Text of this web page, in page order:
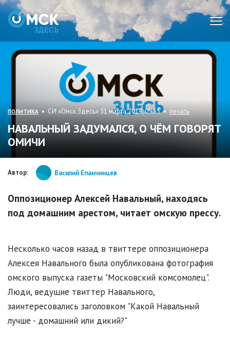
ПОЛИТИКА • СИ «Омск Здесь» 31 марта 2014, 09:55 • печать
НАВАЛЬНЫЙ ЗАДУМАЛСЯ, О ЧЁМ ГОВОРЯТ
ОМИЧИ
Автор: Василий Епанчинцев
Оппозиционер Алексей Навальный, находясь
под домашним арестом, читает омскую прессу.
Несколько часов назад в твиттере оппозиционера
Алексея Навального была опубликована фотография
омского выпуска газеты "Московский комсомолец".
Люди, ведущие твиттер Навального,
заинтересовались заголовком "Какой Навальный
лучше - домашний или дикий?"